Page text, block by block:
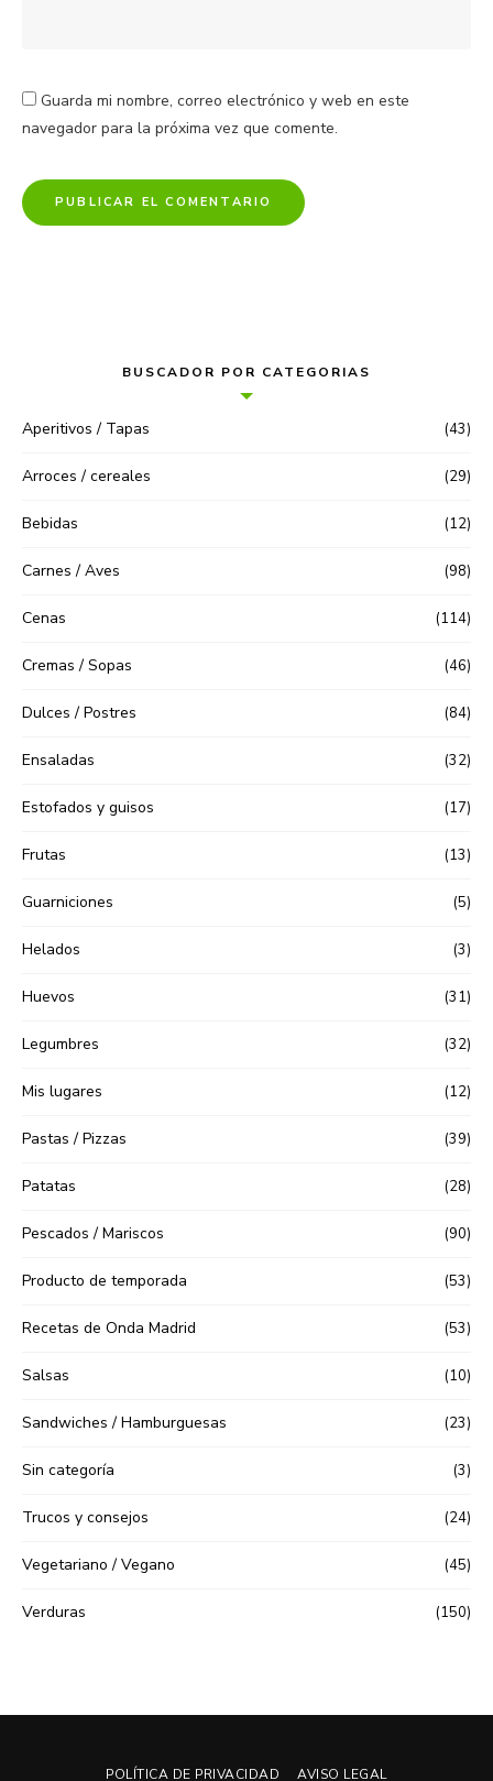
Guarda mi nombre, correo electrónico y web en este
navegador para la próxima vez que comente.
BUSCADOR POR CATEGORIAS
Aperitivos / Tapas (43)
Arroces / cereales (29)
Bebidas (12)
Carnes / Aves (98)
Cenas (114)
Cremas / Sopas (46)
Dulces / Postres (84)
Ensaladas (32)
Estofados y guisos (17)
Frutas (13)
Guarniciones (5)
Helados (3)
Huevos (31)
Legumbres (32)
Mis lugares (12)
Pastas / Pizzas (39)
Patatas (28)
Pescados / Mariscos (90)
Producto de temporada (53)
Recetas de Onda Madrid (53)
Salsas (10)
Sandwiches / Hamburguesas (23)
Sin categoría (3)
Trucos y consejos (24)
Vegetariano / Vegano (45)
Verduras (150)
POLÍTICA DE PRIVACIDAD AVISO LEGAL